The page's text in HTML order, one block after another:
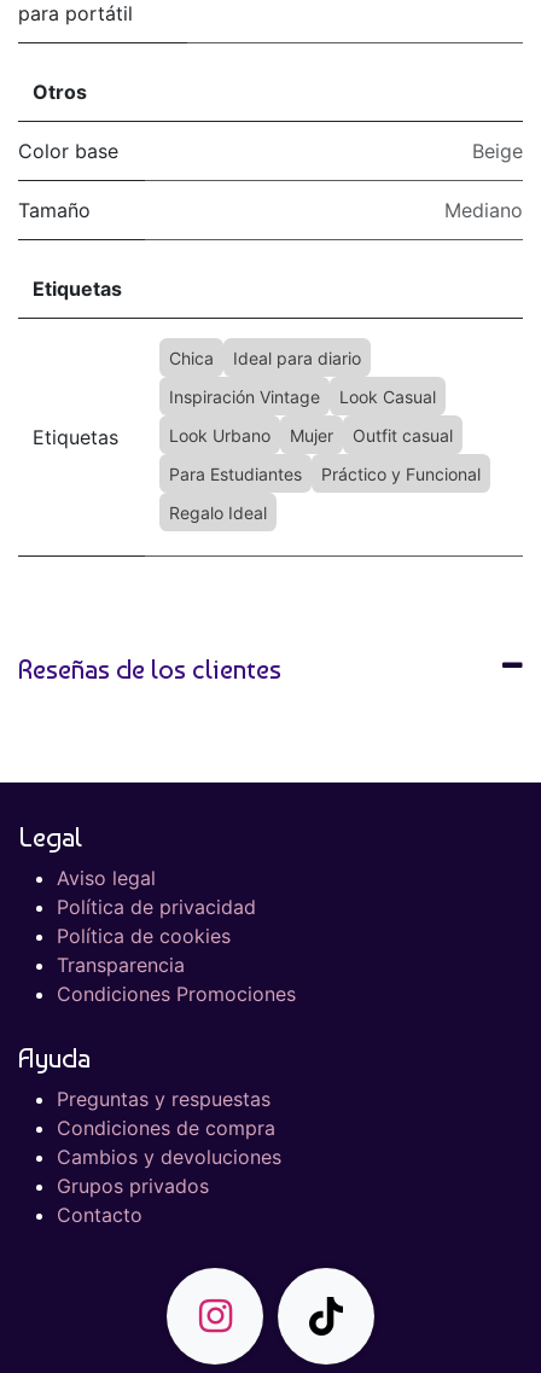
para portátil
Otros
Color base Beige
Tamaño Mediano
Etiquetas
Etiquetas
Chica
Ideal para diario
Inspiración Vintage
Look Casual
Look Urbano
Mujer
Outfit casual
Para Estudiantes
Práctico y Funcional
Regalo Ideal
Reseñas de los clientes
Legal
Aviso legal
Política de privacidad
Política de cookies
Transparencia
Condiciones Promociones
Ayuda
Preguntas y respuestas
Condiciones de compra
Cambios y devoluciones
Grupos privados
Contacto